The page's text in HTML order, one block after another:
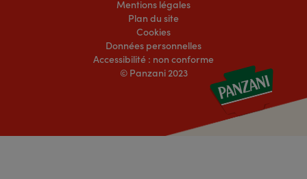
Mentions légales
Plan du site
Cookies
Données personnelles
Accessibilité : non conforme
© Panzani 2023